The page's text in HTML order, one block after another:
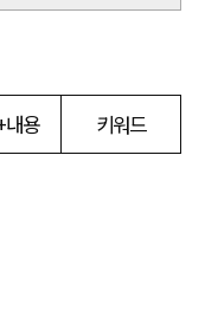
내용 키워드